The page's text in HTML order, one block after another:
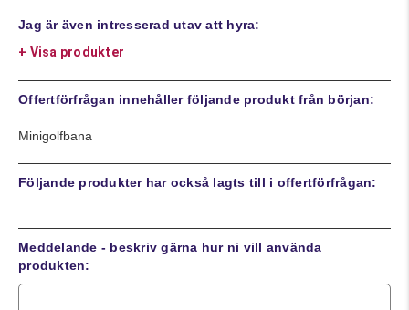
Jag är även intresserad utav att hyra:
+ Visa produkter
Offertförfrågan innehåller följande produkt från början:
Minigolfbana
Följande produkter har också lagts till i offertförfrågan:
Meddelande - beskriv gärna hur ni vill använda
produkten: